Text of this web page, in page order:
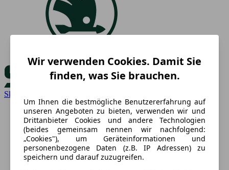
Skoda
Wir verwenden Cookies. Damit Sie
finden, was Sie brauchen.
Um Ihnen die bestmögliche Benutzererfahrung auf
unseren Angeboten zu bieten, verwenden wir und
Drittanbieter Cookies und andere Technologien
(beides gemeinsam nennen wir nachfolgend:
„Cookies"), um Geräteinformationen und
personenbezogene Daten (z.B. IP Adressen) zu
speichern und darauf zuzugreifen.